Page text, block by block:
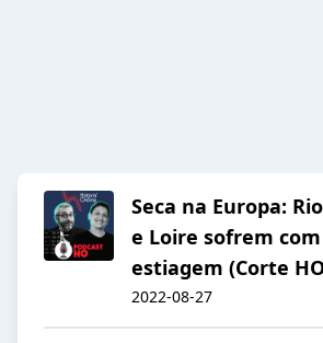
Seca na Europa:
e Loire sofrem
estiagem (Corte
2022-08-27